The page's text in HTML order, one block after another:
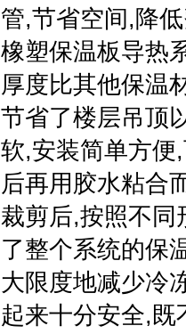
管,节省空间,降
橡塑保温板导热
厚度比其他保温
节省了楼层吊顶
软,安装简单方便
后再用胶水粘合
裁剪后,按照不同
了整个系统的保
大限度地减少冷
起来十分安全,既